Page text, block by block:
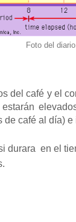
Foto del
del café y el
café al día)
durara en el